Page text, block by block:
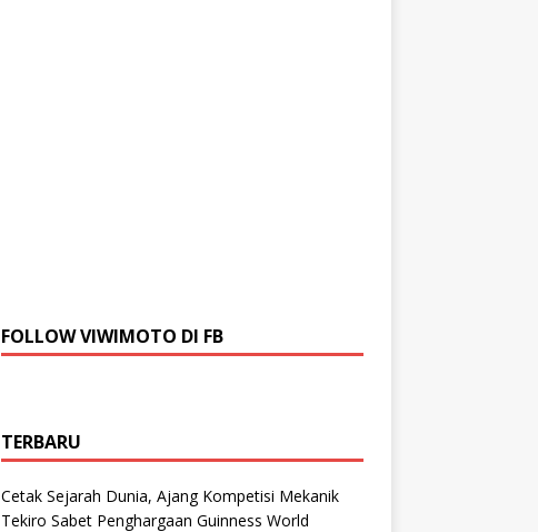
FOLLOW VIWIMOTO DI FB
TERBARU
Cetak Sejarah Dunia, Ajang Kompetisi Mekanik
Tekiro Sabet Penghargaan Guinness World